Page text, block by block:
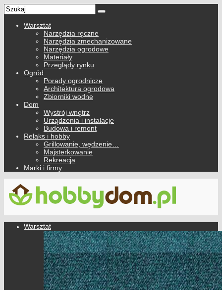
Warsztat
Narzędzia ręczne
Narzędzia zmechanizowane
Narzędzia ogrodowe
Materiały
Przeglądy rynku
Ogród
Porady ogrodnicze
Architektura ogrodowa
Zbiorniki wodne
Dom
Wystrój wnętrz
Urządzenia i instalacje
Budowa i remont
Relaks i hobby
Grillowanie, wędzenie…
Majsterkowanie
Rekreacja
Marki i firmy
Warsztat